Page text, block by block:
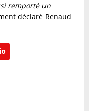
remporté un
déclaré Renaud